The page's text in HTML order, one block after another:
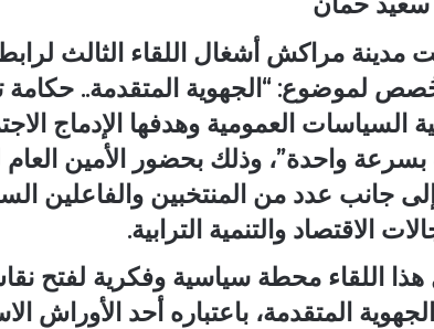
مدينة مراكش أشغال اللقاء الثالث لرابطة
لموضوع: “الجهوية المتقدمة.. حكامة
السياسات العمومية وهدفها الإدماج
واحدة”، وذلك بحضور الأمين العام
جانب عدد من المنتخبين والفاعلين
الاقتصاد والتنمية الترابية.
اللقاء محطة سياسية وفكرية لفتح
المتقدمة، باعتباره أحد الأوراش